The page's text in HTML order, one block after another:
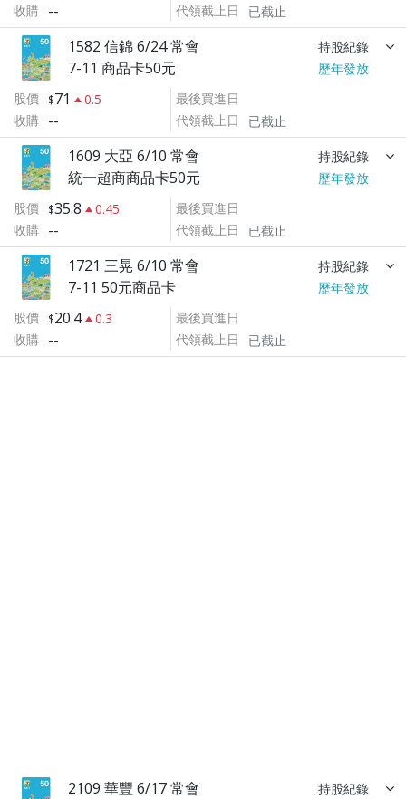
收購 --
代領截止日
已截止
1582 信錦 6/24 常會 持股紀錄
7-11 商品卡50元
歷年發放
股價
71
0.5
收購 --
最後買進日
代領截止日
已截止
1609 大亞 6/10 常會 持股紀錄
統一超商商品卡50元
歷年發放
股價
35.8
0.45
收購 --
最後買進日
代領截止日
已截止
1721 三晃 6/10 常會 持股紀錄
7-11 50元商品卡
歷年發放
股價
20.4
0.3
收購 --
最後買進日
代領截止日
已截止
2109 華豐 6/17 常會 持股紀錄